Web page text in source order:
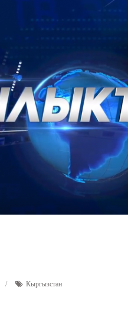
Кыргызстан